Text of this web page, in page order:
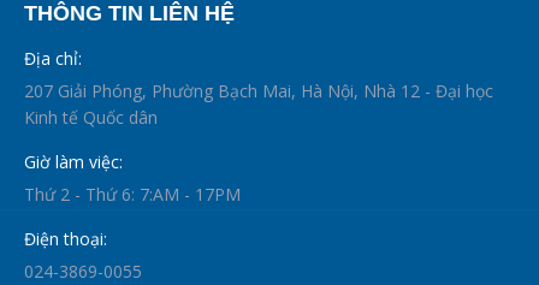
THÔNG TIN LIÊN HỆ
Địa chỉ:
207 Giải Phóng, Phường Bạch Mai, Hà Nội, Nhà 12 - Đại học
Kinh tế Quốc dân
Giờ làm việc:
Thứ 2 - Thứ 6: 7:AM - 17PM
Điện thoại:
024-3869-0055